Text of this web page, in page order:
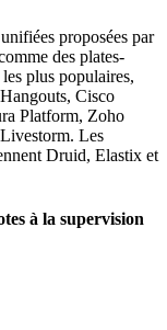
proposées par
des plates-
plus populaires,
Cisco
Platform, Zoho
Les
Druid, Elastix et
à la supervision